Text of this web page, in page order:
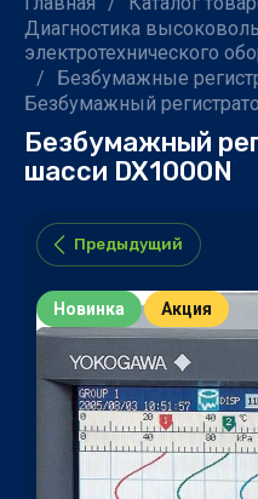
Диагностика
электротехнического
/
Безбумажные
Безбумажный
Безбумажный
шасси DX1000N
Предыдущий
Новинка Акция